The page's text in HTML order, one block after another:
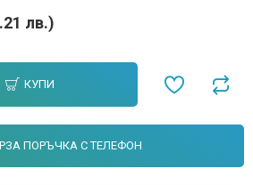
лв.)
КУПИ
ПОРЪЧКА С ТЕЛЕФОН